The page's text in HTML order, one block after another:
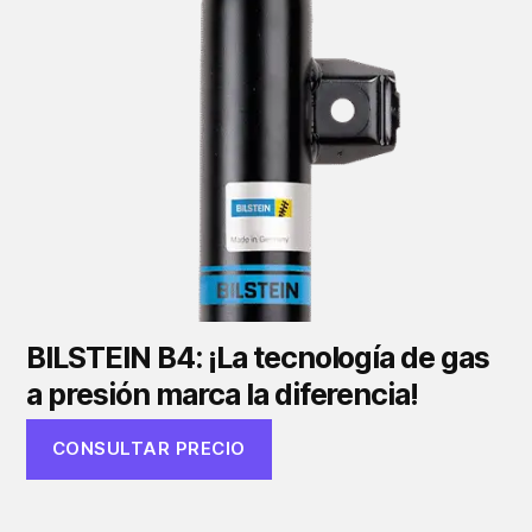
BILSTEIN B4: ¡La tecnología de gas
a presión marca la diferencia!
CONSULTAR PRECIO